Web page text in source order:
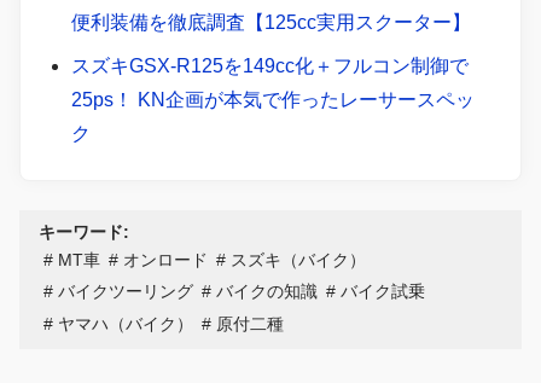
便利装備を徹底調査【125cc実用スクーター】
スズキGSX-R125を149cc化＋フルコン制御で
25ps！ KN企画が本気で作ったレーサースペッ
ク
キーワード:
MT車
オンロード
スズキ（バイク）
バイクツーリング
バイクの知識
バイク試乗
ヤマハ（バイク）
原付二種